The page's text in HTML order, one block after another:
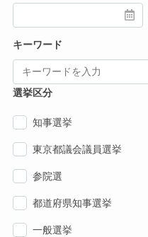
キーワード
選挙区分
知事選挙
東京都議会議員選挙
参院選
都道府県知事選挙
一般選挙